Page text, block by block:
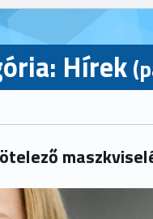
Hírek